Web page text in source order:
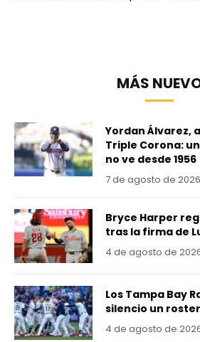
MÁS
Yordan Álvarez,
Triple Corona:
no ve desde 1956
7 de agosto de 2026
Bryce Harper
tras la firma de
4 de agosto de
Los Tampa Bay
silencio un
4 de agosto de